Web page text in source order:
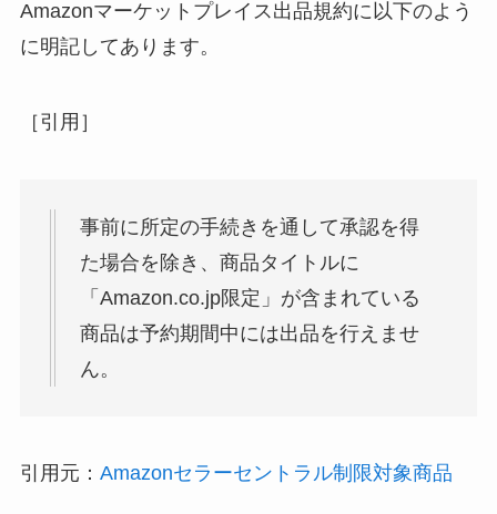
Amazonマーケットプレイス出品規約に以下のよう
に明記してあります。
［引用］
事前に所定の手続きを通して承認を得
た場合を除き、商品タイトルに
「Amazon.co.jp限定」が含まれている
商品は予約期間中には出品を行えませ
ん。
引用元： Amazonセラーセントラル制限対象商品